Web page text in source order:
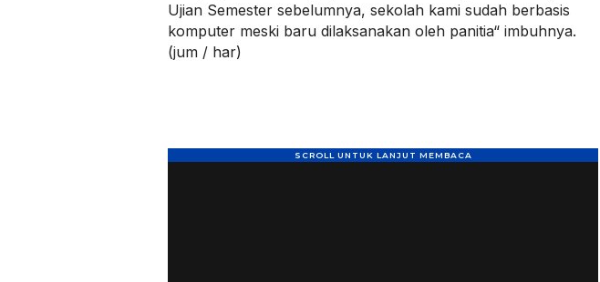
Ujian Semester sebelumnya, sekolah kami sudah berbasis
komputer meski baru dilaksanakan oleh panitia“ imbuhnya.
(jum / har)